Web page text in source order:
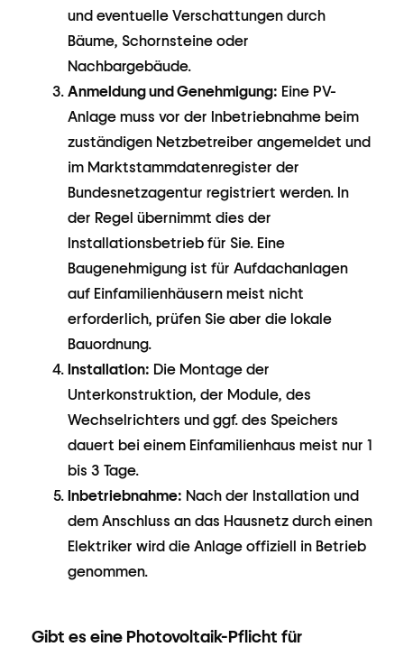
und eventuelle Verschattungen durch
Bäume, Schornsteine oder
Nachbargebäude.
Anmeldung und Genehmigung: Eine PV-
Anlage muss vor der Inbetriebnahme beim
zuständigen Netzbetreiber angemeldet und
im Marktstammdatenregister der
Bundesnetzagentur registriert werden. In
der Regel übernimmt dies der
Installationsbetrieb für Sie. Eine
Baugenehmigung ist für Aufdachanlagen
auf Einfamilienhäusern meist nicht
erforderlich, prüfen Sie aber die lokale
Bauordnung.
Installation: Die Montage der
Unterkonstruktion, der Module, des
Wechselrichters und ggf. des Speichers
dauert bei einem Einfamilienhaus meist nur 1
bis 3 Tage.
Inbetriebnahme: Nach der Installation und
dem Anschluss an das Hausnetz durch einen
Elektriker wird die Anlage offiziell in Betrieb
genommen.
Gibt es eine Photovoltaik-Pflicht für